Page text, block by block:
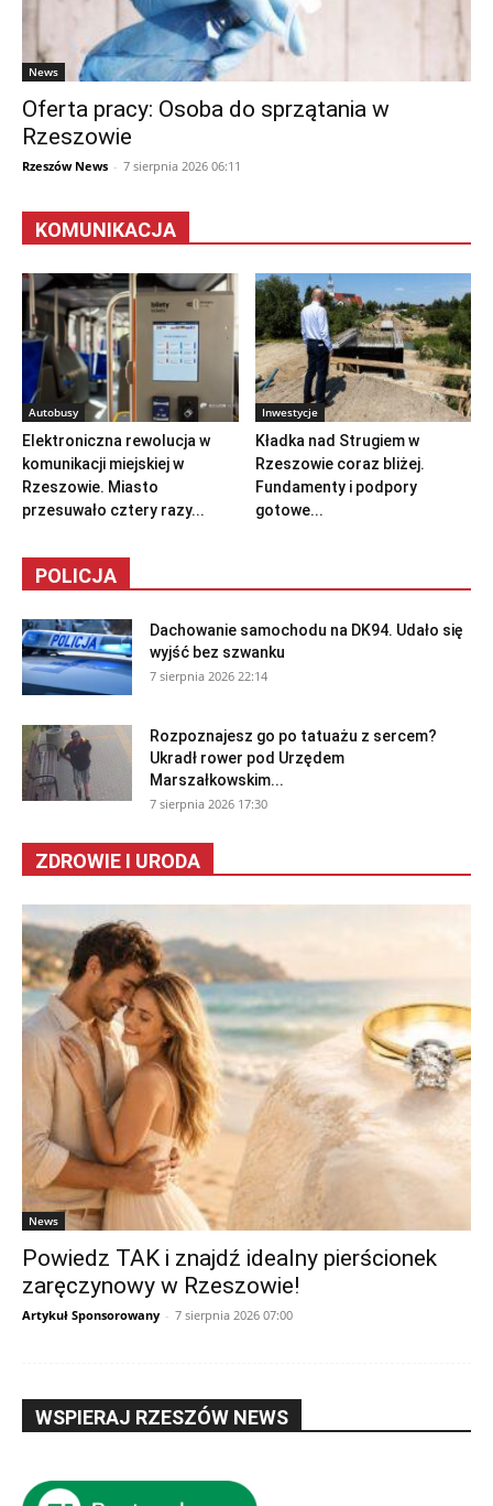
News
Oferta pracy: Osoba do sprzątania w
Rzeszowie
Rzeszów News - 7 sierpnia 2026 06:11
KOMUNIKACJA
Autobusy
Elektroniczna rewolucja w
komunikacji miejskiej w
Rzeszowie. Miasto
przesuwało cztery razy...
Inwestycje
Kładka nad Strugiem w
Rzeszowie coraz bliżej.
Fundamenty i podpory
gotowe...
POLICJA
Dachowanie samochodu na DK94. Udało się
wyjść bez szwanku
7 sierpnia 2026 22:14
Rozpoznajesz go po tatuażu z sercem?
Ukradł rower pod Urzędem
Marszałkowskim...
7 sierpnia 2026 17:30
ZDROWIE I URODA
News
Powiedz TAK i znajdź idealny pierścionek
zaręczynowy w Rzeszowie!
Artykuł Sponsorowany - 7 sierpnia 2026 07:00
WSPIERAJ RZESZÓW NEWS